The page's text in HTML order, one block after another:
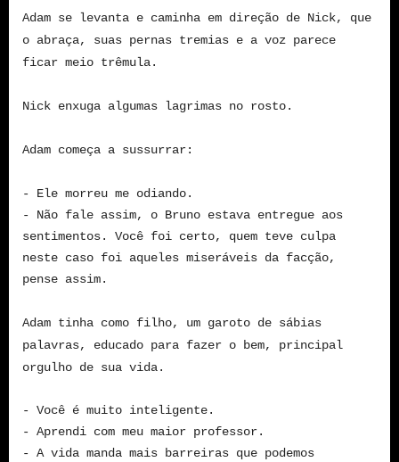
Adam se levanta e caminha em direção de Nick, que
o abraça, suas pernas tremias e a voz parece
ficar meio trêmula.
Nick enxuga algumas lagrimas no rosto.
Adam começa a sussurrar:
- Ele morreu me odiando.
- Não fale assim, o Bruno estava entregue aos
sentimentos. Você foi certo, quem teve culpa
neste caso foi aqueles miseráveis da facção,
pense assim.
Adam tinha como filho, um garoto de sábias
palavras, educado para fazer o bem, principal
orgulho de sua vida.
- Você é muito inteligente.
- Aprendi com meu maior professor.
- A vida manda mais barreiras que podemos